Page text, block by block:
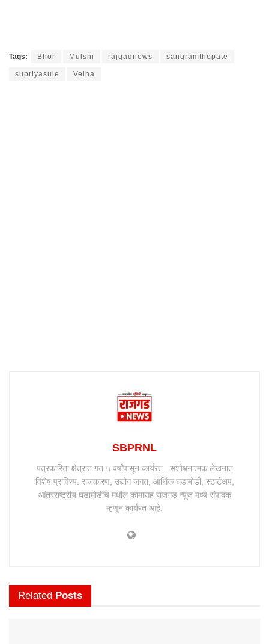
Tags: Bhor Mulshi rajgadnews sangramthopate
supriyasule Velha
SBPRNL
पत्रकारिता क्षेत्रात गत ५ वर्षांपासून कार्यरत.. संशोधनात्मक लेखनात
विशेष प्राविण्य. राजकारण, उद्योग जगत, आर्थिक घडामोडी, स्टार्टअप,
आंतरराष्ट्रीय घडामोडींचे मधील कामासह राजगड न्यूज मध्ये संपादक
म्हणून कार्यरत आहे.
Related Posts